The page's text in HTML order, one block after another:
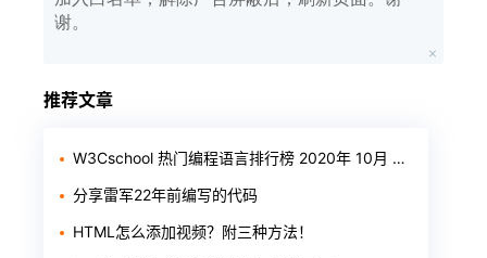
谢。
推荐文章
W3Cschool 热门编程语言排行榜 2020年 10月 TOP10
分享雷军22年前编写的代码
HTML怎么添加视频？附三种方法！